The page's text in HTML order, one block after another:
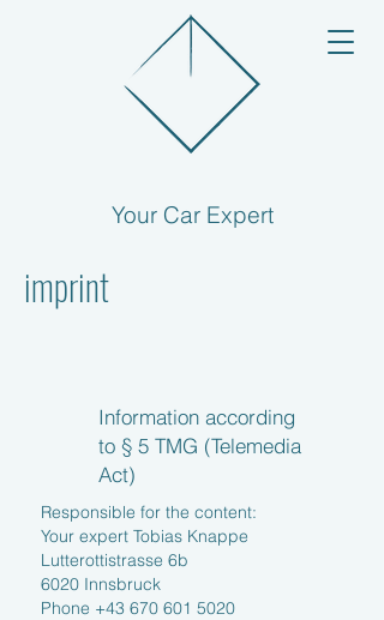
Your Car Expert
imprint
Information according
to § 5 TMG (Telemedia
Act)
Responsible for the content:
Your expert Tobias Knappe
Lutterottistrasse 6b
6020 Innsbruck
Phone +43 670 601 5020